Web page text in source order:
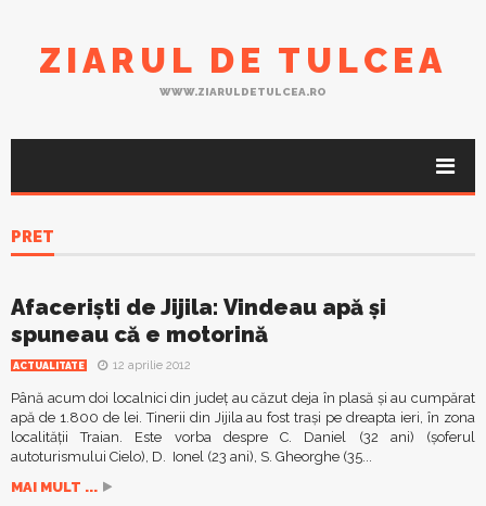
ZIARUL DE TULCEA
WWW.ZIARULDETULCEA.RO
PRET
Afacerişti de Jijila: Vindeau apă şi
spuneau că e motorină
ACTUALITATE 12 aprilie 2012
Până acum doi localnici din judeţ au căzut deja în plasă şi au cumpărat
apă de 1.800 de lei. Tinerii din Jijila au fost traşi pe dreapta ieri, în zona
localităţii Traian. Este vorba despre C. Daniel (32 ani) (şoferul
autoturismului Cielo), D. Ionel (23 ani), S. Gheorghe (35...
MAI MULT ...